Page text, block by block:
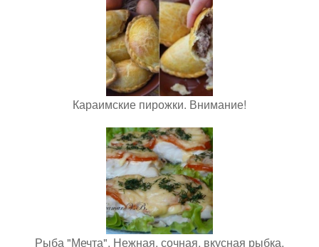
Караимские пирожки. Внимание!
Рыба "Мечта". Нежная, сочная, вкусная рыбка,